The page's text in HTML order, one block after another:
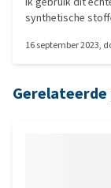
synthetische
het heerlijk.
16 september 2023,